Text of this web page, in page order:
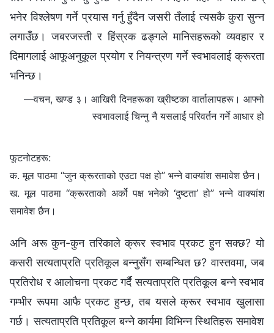
भनेर विश्‍लेषण गर्ने प्रयास गर्नु हुँदैन जसरी तँलाई त्यसकै कुरा सुन्‍न
लगाउँछ। जबरजस्ती र हिंस्रक ढङ्गले मानिसहरूको व्यवहार र
दिमागलाई आफूअनुकूल प्रयोग र नियन्त्रण गर्ने स्वभावलाई क्रूरता
भनिन्छ।
—वचन, खण्ड ३। आखिरी दिनहरूका ख्रीष्टका वार्तालापहरू। आफ्‍नो
स्वभावलाई चिन्‍नु नै यसलाई परिवर्तन गर्ने आधार हो
फूटनोटहरू:
क. मूल पाठमा “जुन क्रूरताको एउटा पक्ष हो” भन्‍ने वाक्यांश समावेश छैन।
ख. मूल पाठमा “क्रूरताको अर्को पक्ष भनेको ‘दुष्टता’ हो” भन्‍ने वाक्यांश
समावेश छैन।
अनि अरू कुन-कुन तरिकाले क्रूर स्वभाव प्रकट हुन सक्छ? यो
कसरी सत्यताप्रति प्रतिकूल बन्‍नुसँग सम्‍बन्धित छ? वास्तवमा, जब
प्रतिरोध र आलोचना प्रकट गर्दै सत्यताप्रति प्रतिकूल बन्‍ने स्वभाव
गम्‍भीर रूपमा आफै प्रकट हुन्छ, तब यसले क्रूर स्वभाव खुलासा
गर्छ। सत्यताप्रति प्रतिकूल बन्‍ने कार्यमा विभिन्‍न स्थितिहरू समावेश